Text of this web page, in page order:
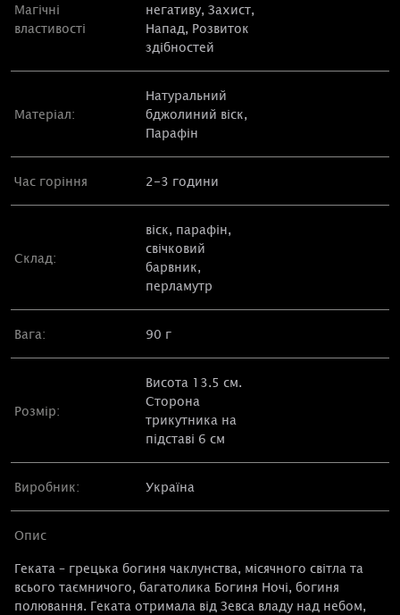
Магічні
властивості
негативу, Захист,
Напад, Розвиток
здібностей
Матеріал:
Натуральний
бджолиний віск,
Парафін
Час горіння 2-3 години
Склад:
віск, парафін,
свічковий
барвник,
перламутр
Вага: 90 г
Розмір:
Висота 13.5 см.
Сторона
трикутника на
підставі 6 см
Виробник: Україна
Опис
Геката – грецька богиня чаклунства, місячного світла та
всього таємничого, багатолика Богиня Ночі, богиня
полювання. Геката отримала від Зевса владу над небом,